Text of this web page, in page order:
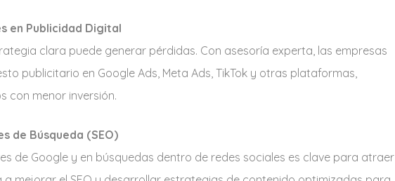
en Publicidad Digital
clara puede generar pérdidas. Con asesoría experta, las empresas
publicitario en Google Ads, Meta Ads, TikTok y otras plataformas,
con menor inversión.
de Búsqueda (SEO)
de Google y en búsquedas dentro de redes sociales es clave para atraer